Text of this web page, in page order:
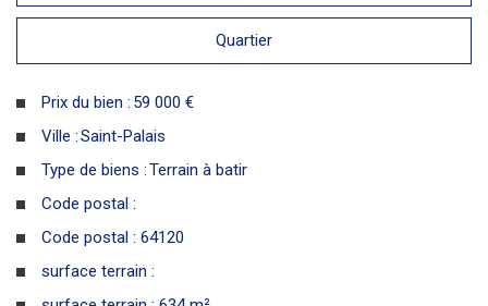
Quartier
Prix du bien : 59 000 €
Ville :Saint-Palais
Type de biens :Terrain à batir
Code postal :
Code postal : 64120
surface terrain :